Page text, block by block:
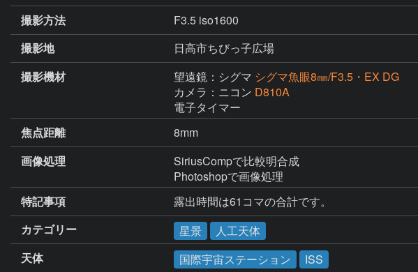
撮影方法
F3.5 iso1600
撮影地
日高市ちびっ子広場
撮影機材
望遠鏡：シグマ シグマ魚眼8㎜/F3.5・EX DG
カメラ：ニコン D810A
電子タイマー
焦点距離
8mm
画像処理
SiriusCompで比較明合成
Photoshopで画像処理
特記事項
露出時間は61コマの合計です。
カテゴリー
星景
人工天体
天体
国際宇宙ステーション ISS